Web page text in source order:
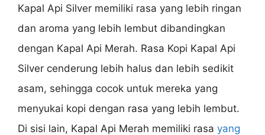
Kapal Api Silver memiliki rasa yang lebih ringan
dan aroma yang lebih lembut dibandingkan
dengan Kapal Api Merah. Rasa Kopi Kapal Api
Silver cenderung lebih halus dan lebih sedikit
asam, sehingga cocok untuk mereka yang
menyukai kopi dengan rasa yang lebih lembut.
Di sisi lain, Kapal Api Merah memiliki rasa yang